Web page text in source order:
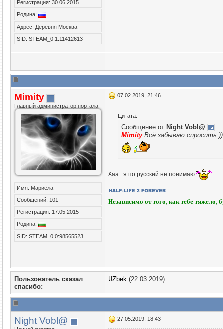
Регистрация: 30.06.2015
Родина:
Адрес: Деревня Москва
SID: STEAM_0:1:11412613
Mimity
Главный администратор портала
Имя: Мариела
Сообщений: 101
Регистрация: 17.05.2015
Родина:
SID: STEAM_0:0:98565523
07.02.2019, 21:46
Цитата:
Сообщение от Night Vobl@
MimityВсё забываю спросить
Ааа...я по русский не понимаю
Независимо от того, как тебе тяжело,
Пользователь сказал
cпасибо:
UZbek (22.03.2019)
Night Vobl@ 27.05.2019, 18:43